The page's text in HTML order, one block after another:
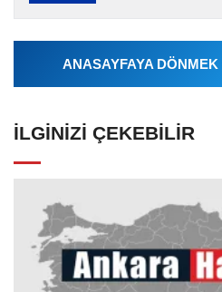
Ajansı
ANASAYFAYA
İLGINIZI ÇEKEBILIR